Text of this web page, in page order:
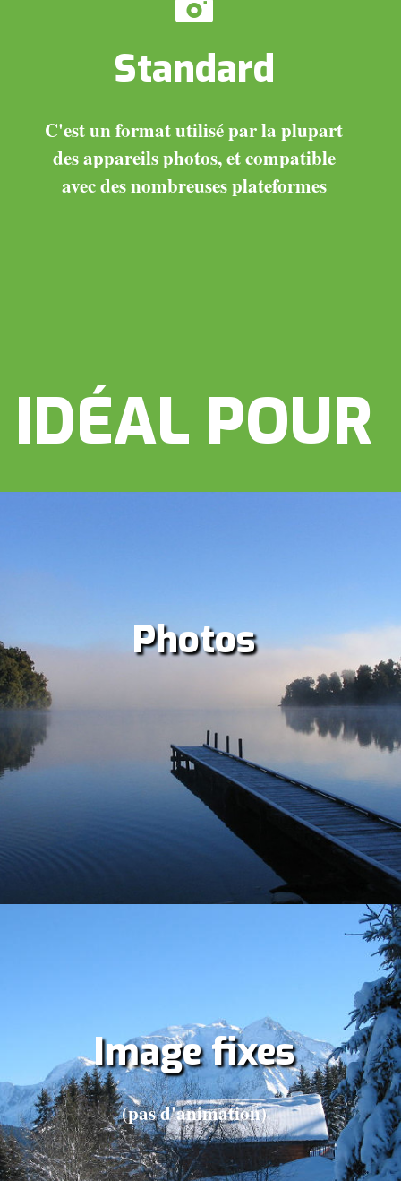
Standard
C'est un format utilisé par la plupart
des appareils photos, et compatible
avec des nombreuses plateformes
IDÉAL POUR
Photos
Image fixes
(pas d'animation)